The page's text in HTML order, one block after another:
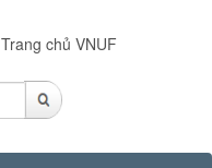
Trang chủ VNUF